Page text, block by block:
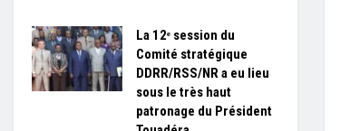
La 12ᵉ session du
Comité stratégique
DDRR/RSS/NR a eu lieu
sous le très haut
patronage du Président